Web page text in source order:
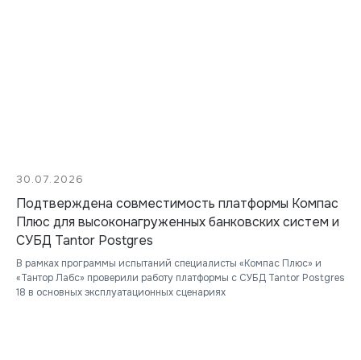
30.07.2026
Подтверждена совместимость платформы Компас
Плюс для высоконагруженных банковских систем и
СУБД Tantor Postgres
В рамках программы испытаний специалисты «Компас Плюс» и
«Тантор Лабс» проверили работу платформы с СУБД Tantor Postgres
18 в основных эксплуатационных сценариях